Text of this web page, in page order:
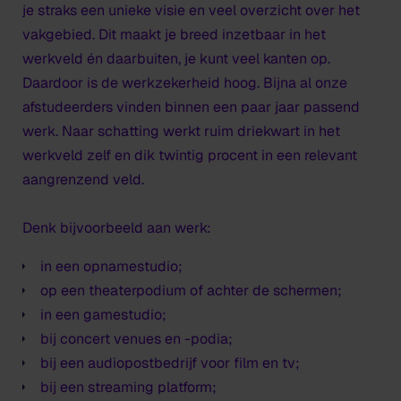
je straks een unieke visie en veel overzicht over het
vakgebied. Dit maakt je breed inzetbaar in het
werkveld én daarbuiten, je kunt veel kanten op.
Daardoor is de werkzekerheid hoog. Bijna al onze
afstudeerders vinden binnen een paar jaar passend
werk. Naar schatting werkt ruim driekwart in het
werkveld zelf en dik twintig procent in een relevant
aangrenzend veld.
Denk bijvoorbeeld aan werk:
in een opnamestudio;
op een theaterpodium of achter de schermen;
in een gamestudio;
bij concert venues en -podia;
bij een audiopostbedrijf voor film en tv;
bij een streaming platform;